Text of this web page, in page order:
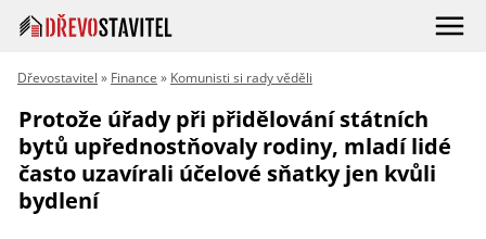
Dřevostavitel » Finance » Komunisti si rady věděli
Protože úřady při přidělování státních
bytů upřednostňovaly rodiny, mladí lidé
často uzavírali účelové sňatky jen kvůli
bydlení